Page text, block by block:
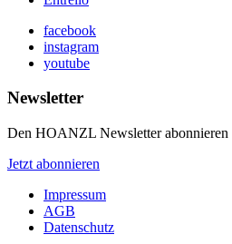
facebook
instagram
youtube
Newsletter
Den HOANZL Newsletter abonnieren
Jetzt abonnieren
Impressum
AGB
Datenschutz